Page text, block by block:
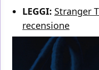
LEGGI: Stranger
recensione